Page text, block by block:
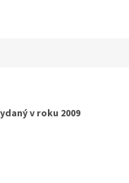
v roku 2009